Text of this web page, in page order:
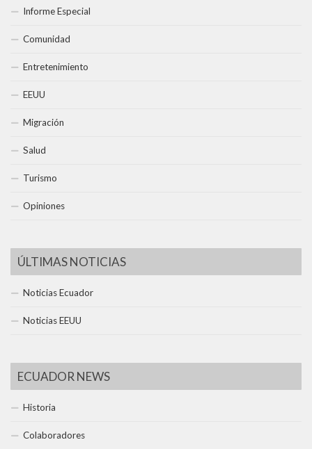
Informe Especial
Comunidad
Entretenimiento
EEUU
Migración
Salud
Turismo
Opiniones
ÚLTIMAS NOTICIAS
Noticias Ecuador
Noticias EEUU
ECUADOR NEWS
Historia
Colaboradores